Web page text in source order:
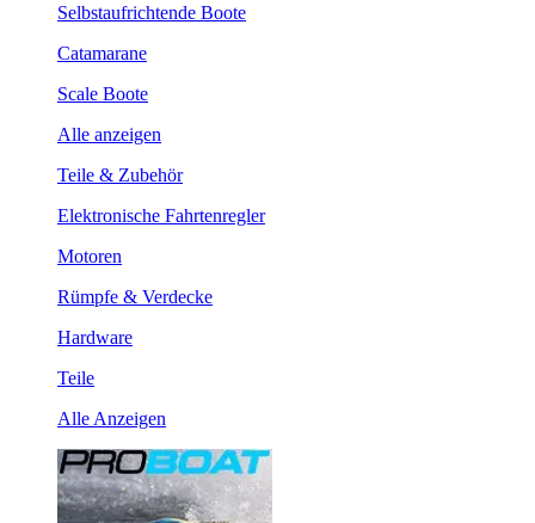
Selbstaufrichtende Boote
Catamarane
Scale Boote
Alle anzeigen
Teile & Zubehör
Elektronische Fahrtenregler
Motoren
Rümpfe & Verdecke
Hardware
Teile
Alle Anzeigen